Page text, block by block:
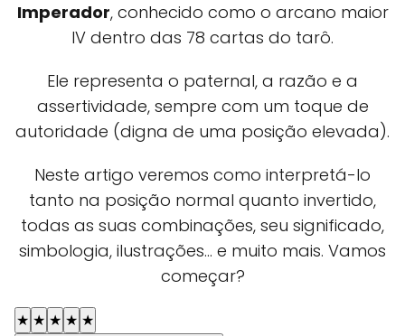
Imperador, conhecido como o arcano maior
IV dentro das 78 cartas do tarô.
Ele representa o paternal, a razão e a
assertividade, sempre com um toque de
autoridade (digna de uma posição elevada).
Neste artigo veremos como interpretá-lo
tanto na posição normal quanto invertido,
todas as suas combinações, seu significado,
simbologia, ilustrações... e muito mais. Vamos
começar?
★ ★ ★ ★ ★